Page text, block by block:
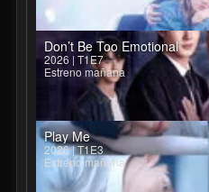
Don’t Be Too Emotional
2026 | T1E7
Estreno mañana
Play Me
2026 | T1E3
Estreno mañana